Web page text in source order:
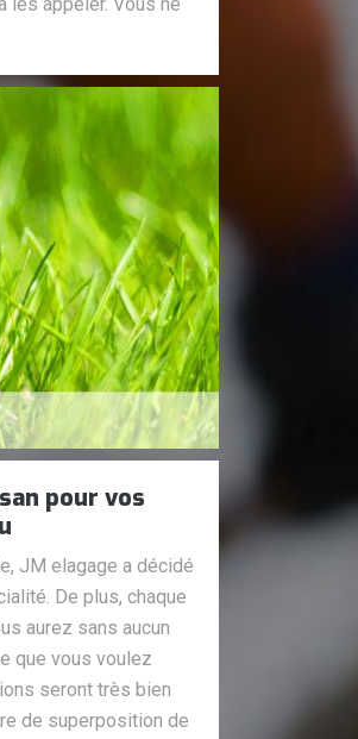
pour vos
JM elagage a décidé
De plus, chaque
aurez sans aucun
que vous voulez
seront très bien
de superposition de